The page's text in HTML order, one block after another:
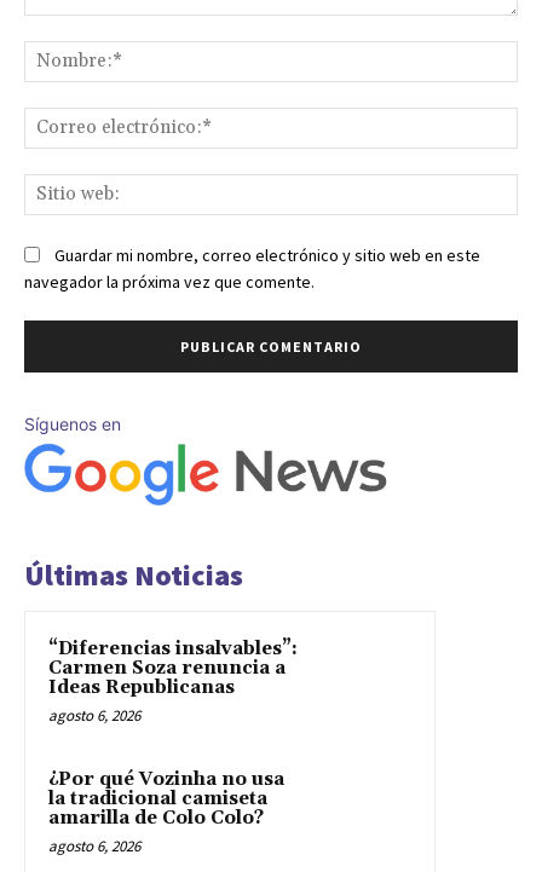
Guardar mi nombre, correo electrónico y sitio web en este
navegador la próxima vez que comente.
Síguenos en
Últimas Noticias
“Diferencias insalvables”:
Carmen Soza renuncia a
Ideas Republicanas
agosto 6, 2026
¿Por qué Vozinha no usa
la tradicional camiseta
amarilla de Colo Colo?
agosto 6, 2026